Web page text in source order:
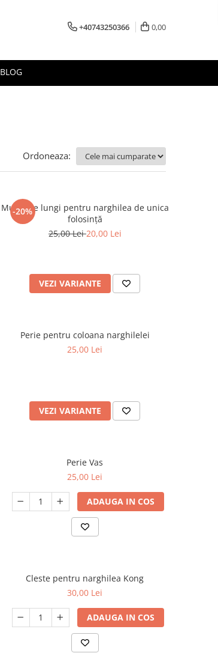
+40743250366 0,00
BLOG
Ordoneaza:
-20%
Mustiuce lungi pentru narghilea de unica
folosință
25,00 Lei20,00 Lei
VEZI VARIANTE
Perie pentru coloana narghilelei
25,00 Lei
VEZI VARIANTE
Perie Vas
25,00 Lei
ADAUGA IN COS
Cleste pentru narghilea Kong
30,00 Lei
ADAUGA IN COS